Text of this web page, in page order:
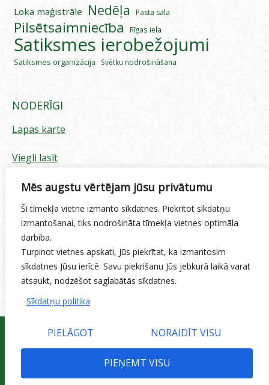
Mēs augstu vērtējam jūsu privātumu
Šī tīmekļa vietne izmanto sīkdatnes. Piekrītot sīkdatņu
izmantošanai, tiks nodrošināta tīmekļa vietnes optimāla
darbība.
Turpinot vietnes apskati, Jūs piekrītat, ka izmantosim
sīkdatnes Jūsu ierīcē. Savu piekrišanu Jūs jebkurā laikā varat
atsaukt, nodzēšot saglabātās sīkdatnes.
Sīkdatņu politika
PIELĀGOT NORAIDĪT VISU
PIEŅEMT VISU
Loka maģistrāle Nedēļa Pasta sala
Pilsētsaimniecība Rīgas iela
Satiksmes ierobežojumi
Satiksmes organizācija Svētku nodrošināšana
NODERĪGI
Lapas karte
Viegli lasīt
Piekļūstamības paziņojums
Sīkdatņu izmantošana
Privātuma politika
Ētikas kodekss
© 2015 Jelgavas valstspilsētas pašvaldības iestāde 'Pilsētsaimniecība'